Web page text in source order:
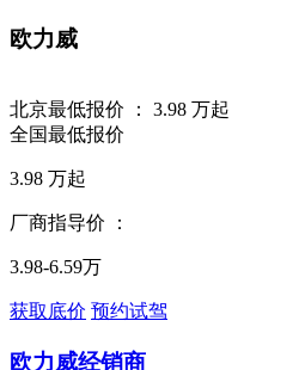
欧力威
北京最低报价 ： 3.98 万起
全国最低报价
3.98 万起
厂商指导价 ：
3.98-6.59万
获取底价 预约试驾
欧力威经销商